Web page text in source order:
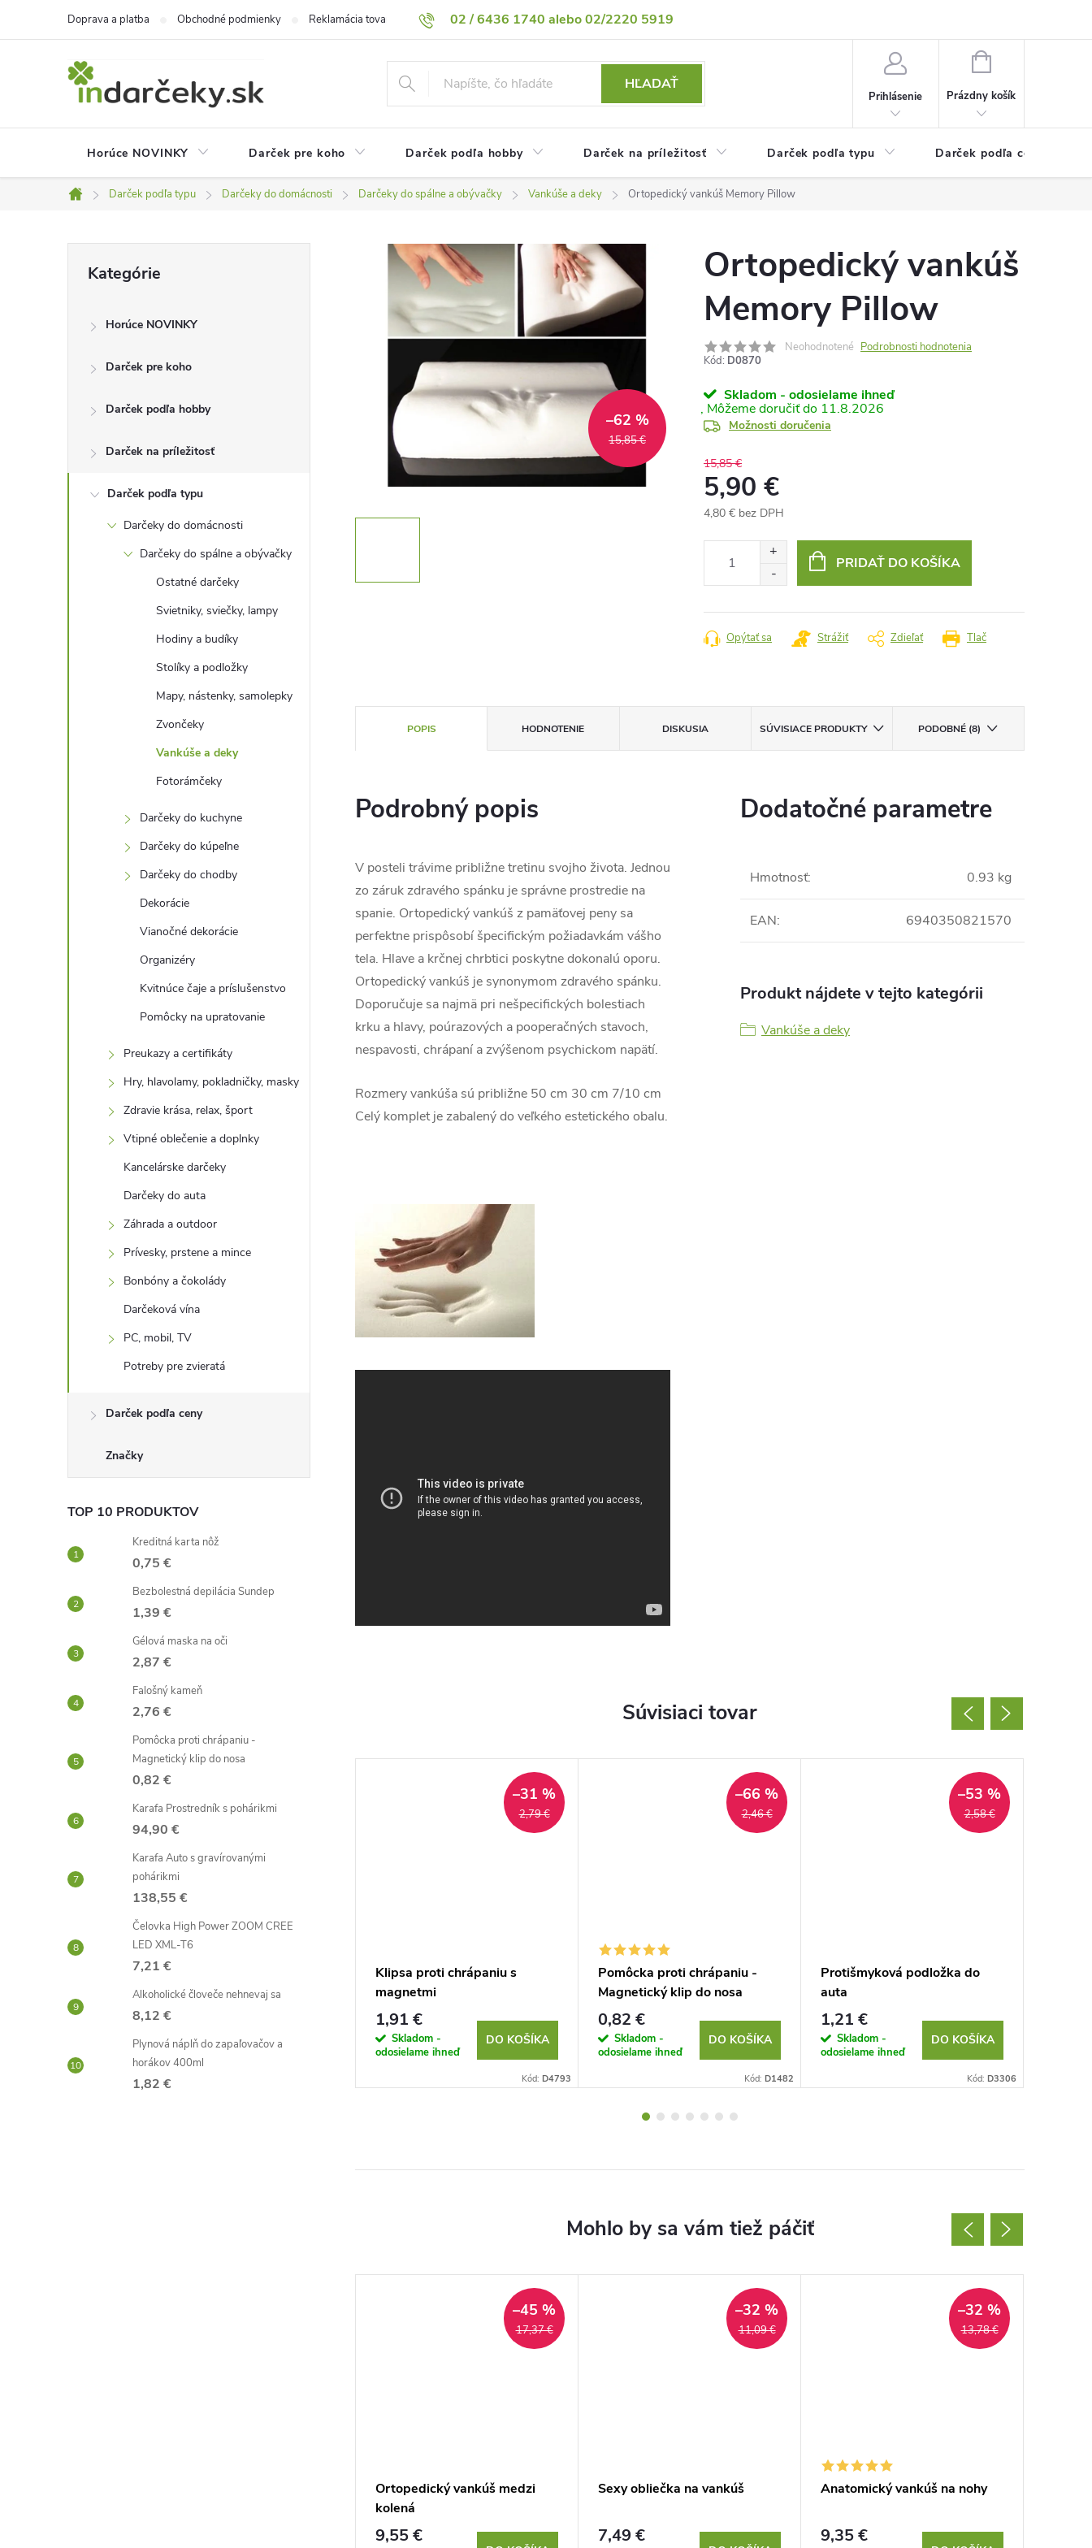
02 / 6436 1740 alebo 02/2220 5919
Doprava a platba Obchodné podmienky Reklamácia tovaru Vrátenie tovaru Podmienky ochrany osobných údajov
HĽADAŤ
Prihlásenie
NÁKUPNÝ
Prázdny košík
Horúce NOVINKY Darček pre koho Darček podľa hobby Darček na príležitosť Darček podľa typu Darček podľa ceny
Domov
Darček podľa typu Darčeky do domácnosti Darčeky do spálne a obývačky Vankúše a deky Ortopedický vankúš Memory Pillow
p
kategórie
Kategórie
Horúce NOVINKY
Darček pre koho
Darček podľa hobby
Darček na príležitosť
Darček podľa typu
Darčeky do domácnosti
Darčeky do spálne a obývačky
Ostatné darčeky
Svietniky, sviečky, lampy
Hodiny a budíky
Stolíky a podložky
Mapy, nástenky, samolepky
Zvončeky
Vankúše a deky
Fotorámčeky
Darčeky do kuchyne
Darčeky do kúpeľne
Darčeky do chodby
Dekorácie
Vianočné dekorácie
Organizéry
Kvitnúce čaje a príslušenstvo
Pomôcky na upratovanie
Preukazy a certifikáty
Hry, hlavolamy, pokladničky, masky
Zdravie krása, relax, šport
Vtipné oblečenie a doplnky
Kancelárske darčeky
Darčeky do auta
Záhrada a outdoor
Prívesky, prstene a mince
Bonbóny a čokolády
Darčeková vína
PC, mobil, TV
Potreby pre zvieratá
Darček podľa ceny
Značky
TOP 10 PRODUKTOV
Kreditná karta nôž
0,75 €
Bezbolestná depilácia Sundep
1,39 €
Gélová maska ​​na oči
2,87 €
Falošný kameň
2,76 €
Pomôcka proti chrápaniu -
Magnetický klip do nosa
0,82 €
Karafa Prostredník s pohárikmi
94,90 €
Karafa Auto s gravírovanými
pohárikmi
138,55 €
Čelovka High Power ZOOM CREE
LED XML-T6
7,21 €
Alkoholické človeče nehnevaj sa
8,12 €
Plynová náplň do zapaľovačov a
horákov 400ml
1,82 €
15,85 €
–62 %
Ortopedický vankúš
Memory Pillow
Neohodnotené Podrobnosti hodnotenia
Kód: D0870
Skladom - odosielame ihneď
11.8.2026
Možnosti doručenia
15,85 €
5,90 €
4,80 € bez DPH
PRIDAŤ DO KOŠÍKA
Tlač
Opýtať sa Strážiť Zdieľať
POPIS HODNOTENIE DISKUSIA SÚVISIACE PRODUKTY PODOBNÉ (8)
Podrobný popis
V posteli trávime približne tretinu svojho života. Jednou
zo záruk zdravého spánku je správne prostredie na
spanie. Ortopedický vankúš z pamäťovej peny sa
perfektne prispôsobí špecifickým požiadavkám vášho
tela. Hlave a krčnej chrbtici poskytne dokonalú oporu.
Ortopedický vankúš je synonymom zdravého spánku.
Doporučuje sa najmä pri nešpecifických bolestiach
krku a hlavy, poúrazových a pooperačných stavoch,
nespavosti, chrápaní a zvýšenom psychickom napätí.
Rozmery vankúša sú približne 50 cm 30 cm 7/10 cm
Celý komplet je zabalený do veľkého estetického obalu.
Dodatočné parametre
Hmotnosť: 0.93 kg
EAN: 6940350821570
Produkt nájdete v tejto kategórii
Vankúše a deky
Súvisiaci tovar
3,70 €
Dáždnik na hlavu
1,65 €
Skladom -
odosielame ihneď
DO KOŠÍKA
2,79 €
–31 %
Klipsa proti chrápaniu s
magnetmi
1,91 €
Skladom -
odosielame ihneď
DO KOŠÍKA
Kód: D4793
2,46 €
–66 %
Pomôcka proti chrápaniu -
Magnetický klip do nosa
0,82 €
Skladom -
odosielame ihneď
DO KOŠÍKA
Kód: D1482
2,58 €
–53 %
Protišmyková podložka do
auta
1,21 €
Skladom -
odosielame ihneď
DO KOŠÍKA
Kód: D3306
17,37 €
–45 %
Ortopedický vankúš medzi
kolená
9,55 €
11,09 €
–32 %
Sexy obliečka na vankúš
7,49 €
13,78 €
–32 %
Anatomický vankúš na nohy
9,35 €